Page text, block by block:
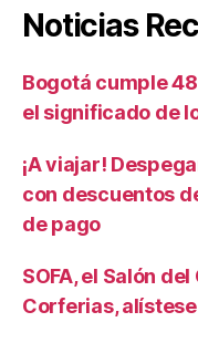
Noticias
Bogotá cumple
el significado de
¡A viajar!
con descuentos
de pago
SOFA, el Salón
Corferias,